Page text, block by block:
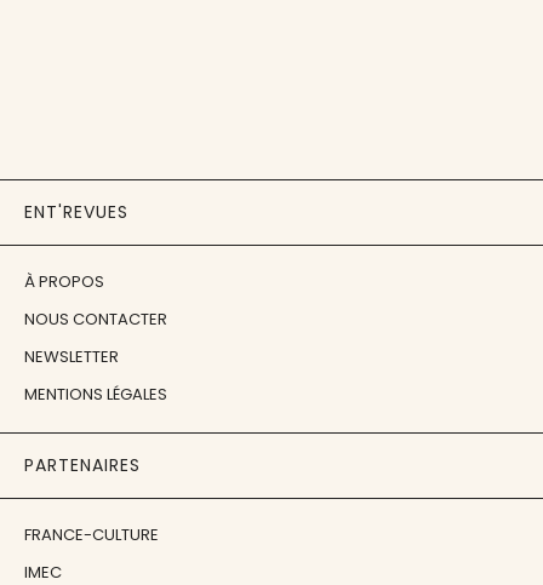
ENT'REVUES
À PROPOS
NOUS CONTACTER
NEWSLETTER
MENTIONS LÉGALES
PARTENAIRES
FRANCE-CULTURE
IMEC